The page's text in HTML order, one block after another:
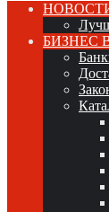
БИЗНЕС